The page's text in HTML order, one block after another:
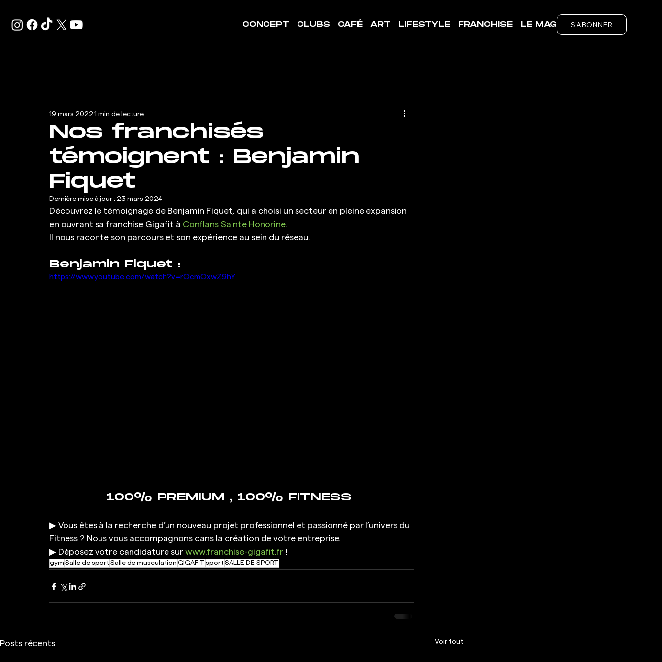
CONCEPT CLUBS CAFÉ ART LIFESTYLE FRANCHISE LE MAG S'ABONNER
Nos franchisés
témoignent : Benjamin
Fiquet
19 mars 2022 1 min de lecture
Dernière mise à jour : 23 mars 2024
Découvrez le témoignage de Benjamin Fiquet, qui a choisi un secteur en pleine expansion
en ouvrant sa franchise Gigafit à Conflans Sainte Honorine.
Il nous raconte son parcours et son expérience au sein du réseau.
Benjamin Fiquet :
https://www.youtube.com/watch?v=rOcmOxwZ9hY
100% PREMIUM , 100% FITNESS
▶ Vous êtes à la recherche d’un nouveau projet professionnel et passionné par l’univers du
Fitness ? Nous vous accompagnons dans la création de votre entreprise.
▶ Déposez votre candidature sur www.franchise-gigafit.fr !
gym Salle de sport Salle de musculation GIGAFIT sport SALLE DE SPORT
Posts récents Voir tout